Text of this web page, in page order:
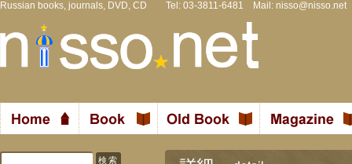
Russian books, journals, DVD, CD Tel: 03-3811-6481 Mail: nisso@nisso.net